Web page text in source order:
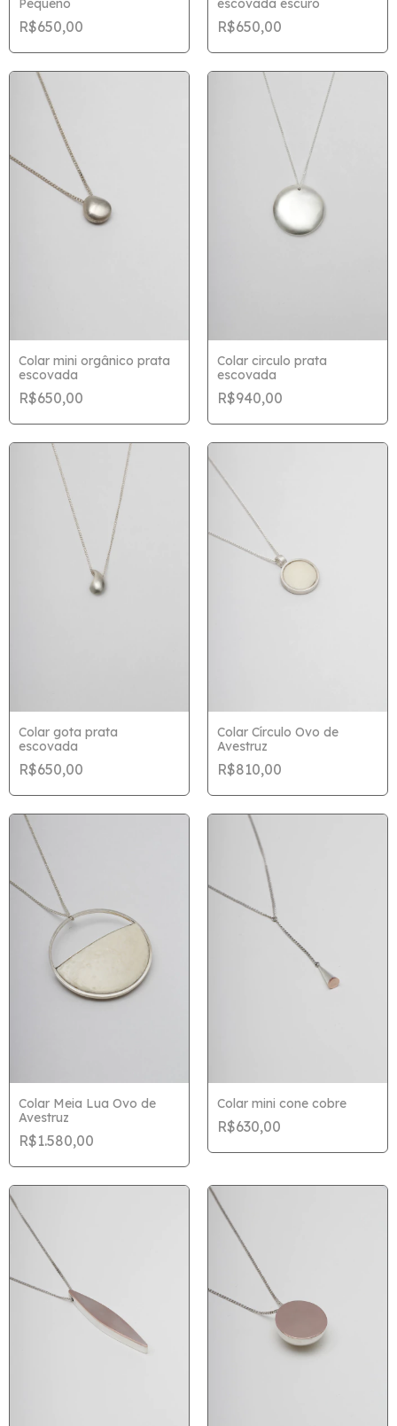
Pequeno
R$650,00
escovada escuro
R$650,00
Colar mini orgânico prata
escovada
R$650,00
Colar circulo prata
escovada
R$940,00
Colar gota prata
escovada
R$650,00
Colar Círculo Ovo de
Avestruz
R$810,00
Colar Meia Lua Ovo de
Avestruz
R$1.580,00
Colar mini cone cobre
R$630,00